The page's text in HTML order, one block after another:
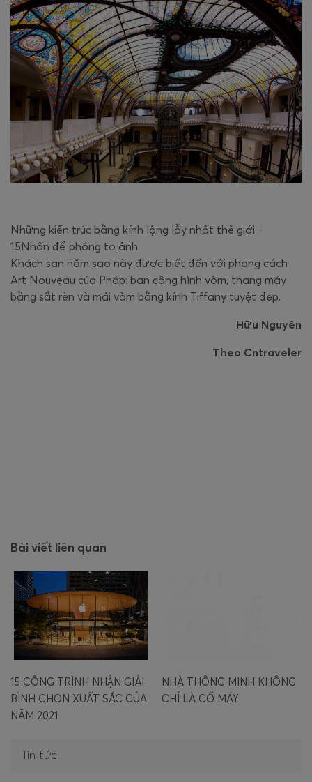
Tin tức
Những kiến trúc bằng kính lộng lẫy nhất thế giới -
15Nhấn để phóng to ảnh
Khách sạn năm sao này được biết đến với phong cách
Art Nouveau của Pháp: ban công hình vòm, thang máy
bằng sắt rèn và mái vòm bằng kính Tiffany tuyệt đẹp.
Hữu Nguyên
Theo Cntraveler
Bài viết liên quan
15 CÔNG TRÌNH NHẬN GIẢI
BÌNH CHỌN XUẤT SẮC CỦA
NĂM 2021
NHÀ THÔNG MINH KHÔNG
CHỈ LÀ CỔ MÁY